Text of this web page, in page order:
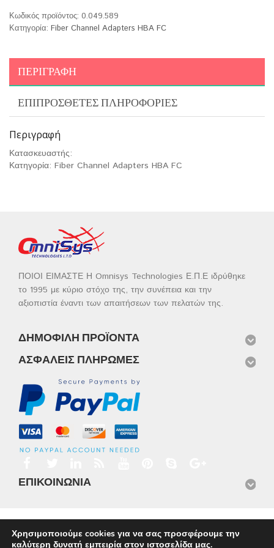
Κωδικός προϊόντος: 0.049.589
Κατηγορία: Fiber Channel Adapters HBA FC
ΠΕΡΙΓΡΑΦΉ
ΕΠΙΠΡΌΣΘΕΤΕΣ ΠΛΗΡΟΦΟΡΊΕΣ
Περιγραφή
Κατασκευαστής:
Κατηγορία: Fiber Channel Adapters HBA FC
ΠΟΙΟΙ ΕΙΜΑΣΤΕ Η Omnisys Technologies Ε.Π.Ε ιδρύθηκε
το 1995 με κύριο στόχο της, την συνέπεια και την
αξιοπιστία έναντι των απαιτήσεων των πελατών της.
ΔΗΜΟΦΙΛΉ ΠΡΟΪΌΝΤΑ
ΑΣΦΑΛΕΊΣ ΠΛΗΡΩΜΈΣ
ΕΠΙΚΟΙΝΩΝΊΑ
Προϊόντα
Φωτογραφίες
Service
Εταιρικό Προφίλ
Επικοινωνία
Χρησιμοποιούμε cookies για να σας προσφέρουμε την
καλύτερη δυνατή εμπειρία στον ιστοσελίδα μας.